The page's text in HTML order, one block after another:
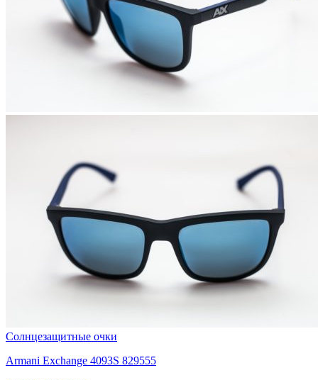
Солнцезащитные очки
Armani Exchange 4093S 829555